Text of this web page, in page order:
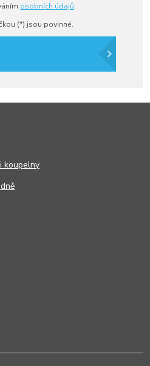
osobních údajů.
(*) jsou povinné.
koupelny